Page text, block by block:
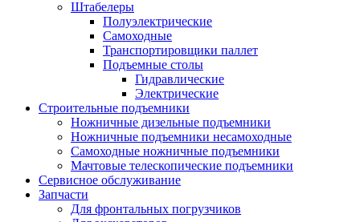
Штабелеры
Полуэлектрические
Самоходные
Транспортировщики паллет
Подъемные столы
Гидравлические
Электрические
Строительные подъемники
Ножничные дизельные подъемники
Ножничные подъемники несамоходные
Самоходные ножничные подъемники
Мачтовые телескопические подъемники
Сервисное обслуживание
Запчасти
Для фронтальных погрузчиков